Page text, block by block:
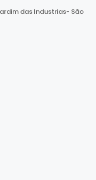
das Industrias- São